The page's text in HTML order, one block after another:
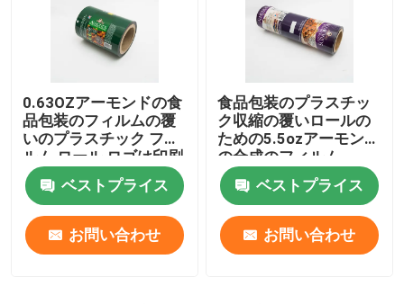
果物と野菜の包装
レトルト袋の包装
液体の口の袋
アルミ ホイルの袋
0.63OZアーモンドの食
品包装のフィルムの覆
いのプラスチック フィ
ルム ロール ロゴは印刷
した
ベストプライス
お問い合わせ
食品包装のプラスチッ
ク収縮の覆いロールの
ための5.5ozアーモンド
の合成のフィルム
ベストプライス
お問い合わせ